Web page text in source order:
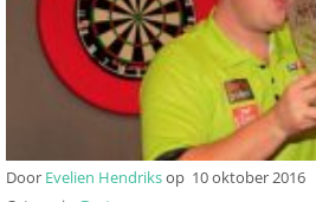
Door Evelien Hendriksop 10 oktober 2016